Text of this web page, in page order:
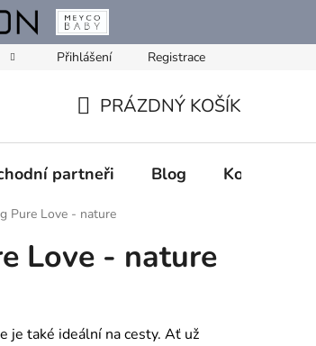
Přihlášení Registrace
KOŠÍK
PRÁZDNÝ KOŠÍK
partneři Blog Kontakty
Pure Love - nature
Love - nature
je také ideální na cesty. Ať už